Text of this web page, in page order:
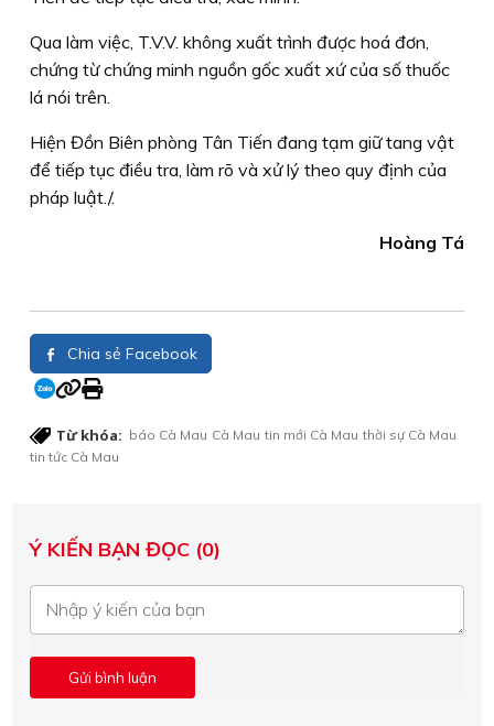
Qua làm việc, T.V.V. không xuất trình được hoá đơn,
chứng từ chứng minh nguồn gốc xuất xứ của số thuốc
lá nói trên.
Hiện Đồn Biên phòng Tân Tiến đang tạm giữ tang vật
để tiếp tục điều tra, làm rõ và xử lý theo quy định của
pháp luật./.
Hoàng Tá
Chia sẻ Facebook
Từ khóa: báo Cà Mau Cà Mau tin mới Cà Mau thời sự Cà Mau
tin tức Cà Mau
Ý KIẾN BẠN ĐỌC (0)